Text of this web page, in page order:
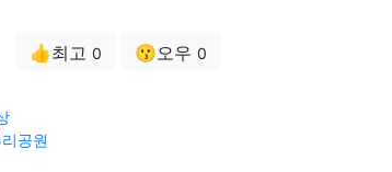
👍최고 0 😗오우 0
공원